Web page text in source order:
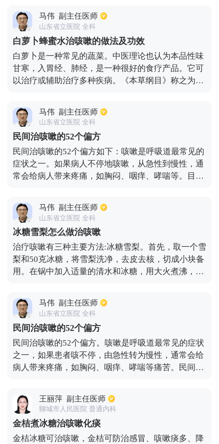
卜切成5厘米的条状或者片放入炉火中烧，这个时候
最好不要用烤箱或者煤气灶，一定要放到火里面去
烧，烧到半生不熟的时候，再拿出来趁热吃，吃上几
次咳嗽，就会有所缓解。3、炖萝卜汤。用白萝卜、
白胡椒、生姜、陈皮放到一起煮，一般煮半个小时到
一个小时，煮熟以后喝汤即可，这个方法主要适用于
风寒感冒引起的咳嗽，祛痰效果较好。
马伟 副主任医师
山东省立医院 全科
白萝卜蜂蜜水治咳嗽的做法及功效
白萝卜是一种常见的蔬菜。中医理论也认为本品性味
甘寒，入胃经、肺经，是一种很好的食疗产品。它可
以治疗或辅助治疗多种疾病。《本草纲目》称之为书
补肾益气、止咳。因此，白萝卜在临床上具有一定的
药用价值蜂蜜，味甘，性温，性碱，具有补中益气、
润肺止咳、润肠解毒、美容养颜等功效。两者的结合
是治疗咳嗽的极好方法。第一种方法是将白萝卜洗
净，切成丝，加入蜂蜜，搅拌均匀，放在玻璃瓶中一
天，然后喝果汁，当果汁出现时吃萝卜丝。第二种方
法是将萝卜切成块，加入适量的水煮熟，冷却后再加
才会有效果。可用于治疗风寒、咳嗽、痰多。
马伟 副主任医师
山东省立医院 全科
民间治咳嗽的52个偏方
民间治咳嗽的52个偏方如下：咳嗽是呼吸道最常见的
症状之一。如果病人不停地咳嗽，从急性到慢性，通
常会给病人带来疼痛，如胸闷、咽痒、哮喘等。目前
咳水、炒姜片止咳、艾叶泡脚止咳、萝卜猪肺止咳
汤、糖水鸡蛋止咳等。
马伟 副主任医师
山东省立医院 全科
冰糖雪梨怎么做治咳嗽
治疗咳嗽有三种主要方法:冰糖雪梨。首先，取一个雪
梨和50克冰糖，将雪梨洗净，去皮去核，切成小块备
用。在锅中加入适量的清水和冰糖，用大火煮沸，加
拿一个雪梨，切掉五分之一的顶部，用勺子和刀子挖
出内部核心，在挖空的部分放入冰糖，然后放回五分
之一的梨顶部，用牙签固定，把整个梨放入锅里，蒸
一个小时，然后从锅里拿出来。第三，把冰糖和雪梨
放在豆浆机里挤成果汁，这种方法也不错。
马伟 副主任医师
山东省立医院 全科
民间治咳嗽的52个偏方
民间治咳嗽的52个偏方。咳嗽是呼吸道最常见的症状
之一，如果患者咳不停，由急性转为慢性，通常会给
病人带来疼痛，如胸闷、咽痒、哮喘等痛苦。民间止
治咳嗽、萝卜猪肺汤是咳嗽、糖水冲鸡蛋补虚止咳
等。
王丽萍 副主任医师
聊城市人民医院 普通内科
金桔煮冰糖治咳嗽化痰
金桔冰糖可治咳嗽，金桔可防治感冒、咳嗽痰多、降